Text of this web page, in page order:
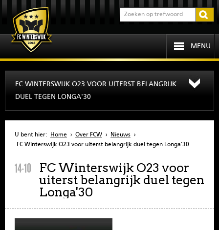
MENU
FC WINTERSWIJK O23 VOOR UITERST BELANGRIJK
DUEL TEGEN LONGA'30
U bent hier: Home › Over FCW › Nieuws ›
FC Winterswijk O23 voor uiterst belangrijk duel tegen Longa'30
14-10
FC Winterswijk O23 voor
uiterst belangrijk duel tegen
Longa'30